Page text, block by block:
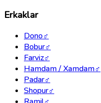
Erkaklar
Dono♂
Bobur♂
Farviz♂
Hamdam / Xamdam♂
Padar♂
Shopur♂